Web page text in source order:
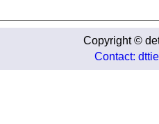
Copyright ©
Contact: